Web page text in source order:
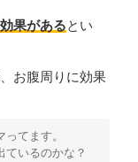
果があるとい
お腹周りに効果
てます。
ているのかな？